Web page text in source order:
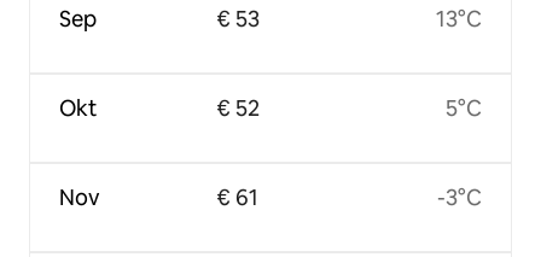
Sep
Okt
Nov
€ 53
€ 52
€ 61
13°C
5°C
-3°C